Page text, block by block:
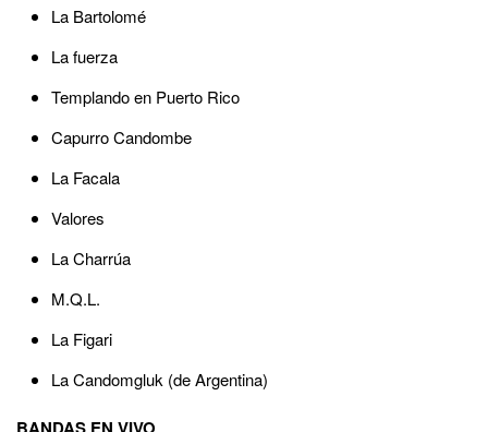
La Bartolomé
La fuerza
Templando en Puerto Rico
Capurro Candombe
La Facala
Valores
La Charrúa
M.Q.L.
La Figari
La Candomgluk (de Argentina)
BANDAS EN VIVO